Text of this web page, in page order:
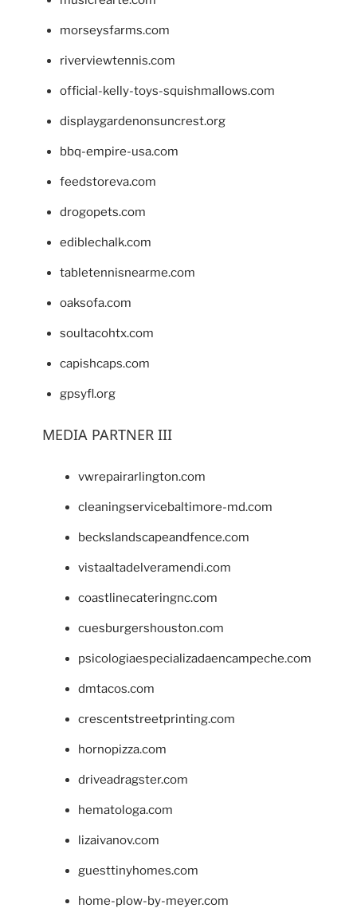
morseysfarms.com
riverviewtennis.com
official-kelly-toys-squishmallows.com
displaygardenonsuncrest.org
bbq-empire-usa.com
feedstoreva.com
drogopets.com
ediblechalk.com
tabletennisnearme.com
oaksofa.com
soultacohtx.com
capishcaps.com
gpsyfl.org
MEDIA PARTNER III
vwrepairarlington.com
cleaningservicebaltimore-md.com
beckslandscapeandfence.com
vistaaltadelveramendi.com
coastlinecateringnc.com
cuesburgershouston.com
psicologiaespecializadaencampeche.com
dmtacos.com
crescentstreetprinting.com
hornopizza.com
driveadragster.com
hematologa.com
lizaivanov.com
guesttinyhomes.com
home-plow-by-meyer.com